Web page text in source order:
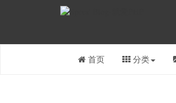
首页 分类